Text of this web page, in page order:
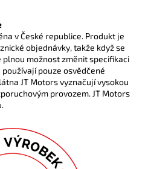
v České republice. Produkt je
objednávky, takže když se
možnost změnit specifikaci
pouze osvědčené
JT Motors vyznačují vysokou
provozem. JT Motors